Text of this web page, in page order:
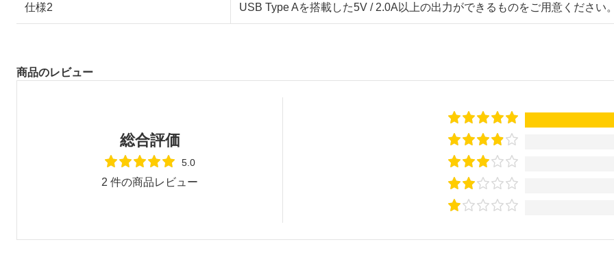
仕様2 USB Type Aを搭載した5V / 2.0A以上の出力ができるものをご用意ください。
商品のレビュー
総合評価
5.0
2 件の商品レビュー